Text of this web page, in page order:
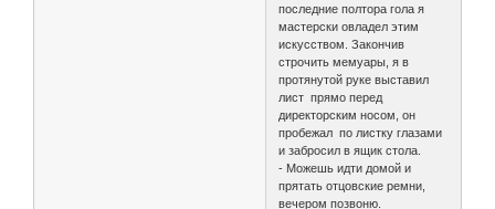
последние полтора гола я
мастерски овладел этим
искусством. Закончив
строчить мемуары, я в
протянутой руке выставил
лист прямо перед
директорским носом, он
пробежал по листку глазами
и забросил в ящик стола.
- Можешь идти домой и
прятать отцовские ремни,
вечером позвоню.